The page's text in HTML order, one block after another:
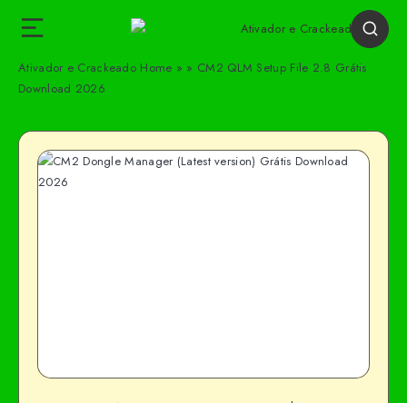
Ativador e Crackeado Home » » CM2 QLM Setup File 2.8 Grátis
Download 2026